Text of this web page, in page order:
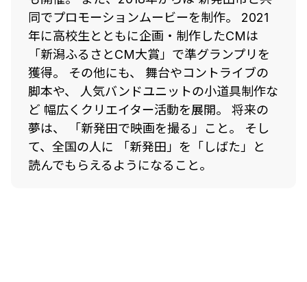
同でプロモーションムービーを制作。 2021
年に高校生とともに企画・制作したCMは
「新潟ふるさとCM大賞」で準グランプリを
獲得。 その他にも、 舞台やコントライブの
脚本や、 人気バンドユニットの小道具制作な
ど 幅広くクリエイター活動を展開。 将来の
夢は、 「新発田で映画を撮る」こと。 そし
て、全国の人に 「新発田」を「しばた」と
読んでもらえるようになること。